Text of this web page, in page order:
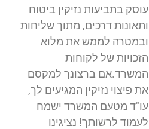
עוסק בתביעות נזיקין ביטוח
ותאונות דרכים, מתוך שליחות
ובמטרה לממש את מלוא
הזכויות של לקוחות
המשרד.אם ברצונך למקסם
את פיצוי נזיקין המגיעים לך,
עו"ד מטעם המשרד ישמח
לעמוד לרשותך! נציגינו